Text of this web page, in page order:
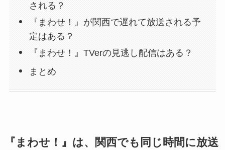
される？
『まわせ！』が関西で遅れて放送される予
定はある？
『まわせ！』TVerの見逃し配信はある？
まとめ
『まわせ！』は、関西でも同じ時間に放送